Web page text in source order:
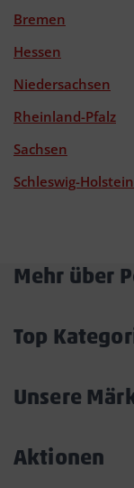
Bremen
Hessen
Niedersachsen
Rheinland-Pfalz
Sachsen
Schleswig-Holstein
Mehr über
Top
Unsere
Aktionen